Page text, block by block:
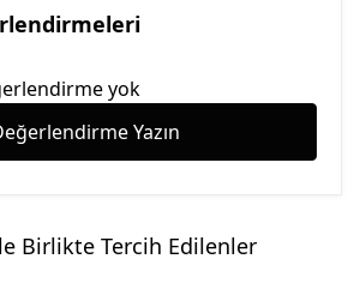
yok
Yazın
Birlikte Tercih Edilenler